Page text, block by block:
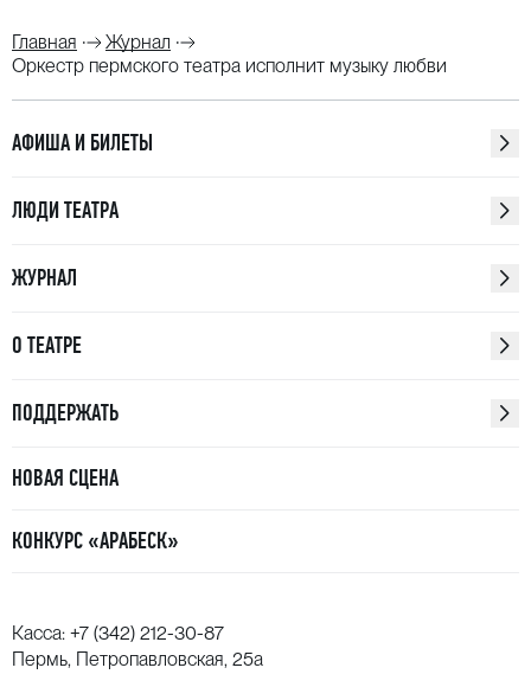
Главная
Журнал
Оркестр пермского театра исполнит музыку любви
АФИША И БИЛЕТЫ
ЛЮДИ ТЕАТРА
ЖУРНАЛ
О ТЕАТРЕ
ПОДДЕРЖАТЬ
НОВАЯ СЦЕНА
КОНКУРС «АРАБЕСК»
Касса: +7 (342) 212-30-87
Пермь, Петропавловская, 25а